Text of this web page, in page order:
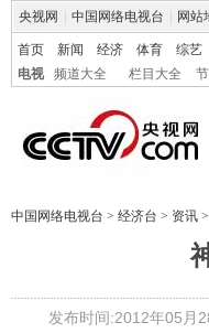
央视网 中国网络电视台 网站
首页 新闻 经济 体育 综艺
电视
频道大全 栏目大全
中国网络电视台 > 经济台 > 资讯 >
发布时间:2012年05月